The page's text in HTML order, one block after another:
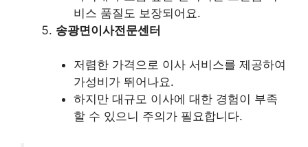
비스 품질도 보장되어요.
송광면이사전문센터
저렴한 가격으로 이사 서비스를 제공하여
가성비가 뛰어나요.
하지만 대규모 이사에 대한 경험이 부족
할 수 있으니 주의가 필요합니다.